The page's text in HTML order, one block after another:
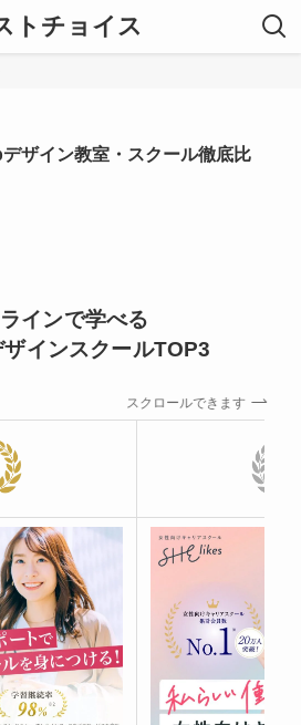
トチョイス
ザイン教室・スクール徹底比
インで学べる
インスクールTOP3
スクロールできます